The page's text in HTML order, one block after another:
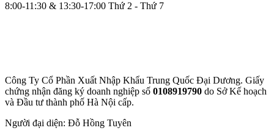
8:00-11:30 & 13:30-17:00 Thứ 2 - Thứ 7
Công Ty Cổ Phần Xuất Nhập Khẩu Trung Quốc Đại Dương. Giấy
chứng nhận đăng ký doanh nghiệp số 0108919790 do SởKế hoạch
và Đầu tư thành phố Hà Nội cấp.
Người đại diện: Đỗ Hồng Tuyên